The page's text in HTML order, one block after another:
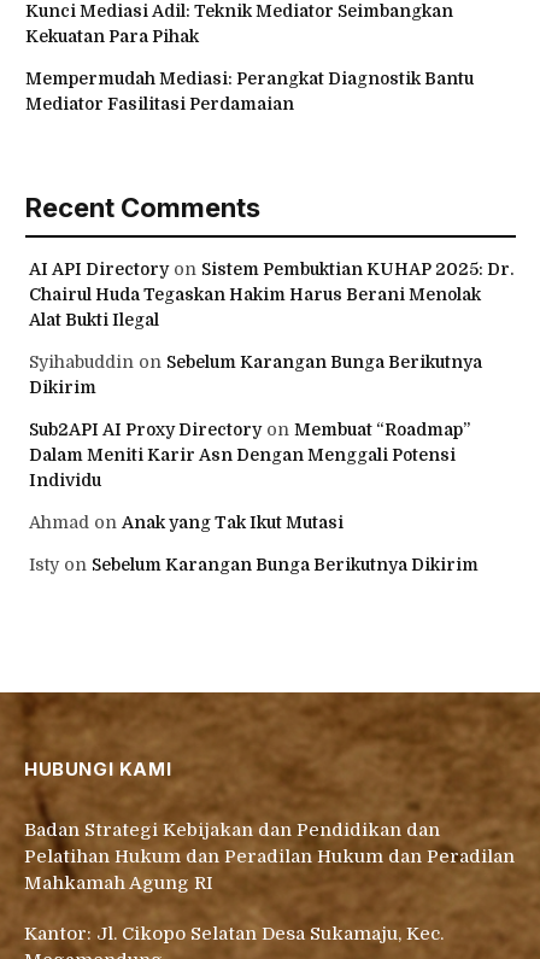
Kunci Mediasi Adil: Teknik Mediator Seimbangkan
Kekuatan Para Pihak
Mempermudah Mediasi: Perangkat Diagnostik Bantu
Mediator Fasilitasi Perdamaian
Recent Comments
AI API Directoryon Sistem Pembuktian KUHAP 2025: Dr.
Chairul Huda Tegaskan Hakim Harus Berani Menolak
Alat Bukti Ilegal
Syihabuddin on Sebelum Karangan Bunga Berikutnya
Dikirim
Sub2API AI Proxy Directoryon Membuat “Roadmap”
Dalam Meniti Karir Asn Dengan Menggali Potensi
Individu
Ahmad on Anak yang Tak Ikut Mutasi
Istyon Sebelum Karangan Bunga Berikutnya Dikirim
HUBUNGI KAMI
Badan Strategi Kebijakan dan Pendidikan dan
Pelatihan Hukum dan Peradilan Hukum dan Peradilan
Mahkamah Agung RI
Kantor: Jl. Cikopo Selatan Desa Sukamaju, Kec.